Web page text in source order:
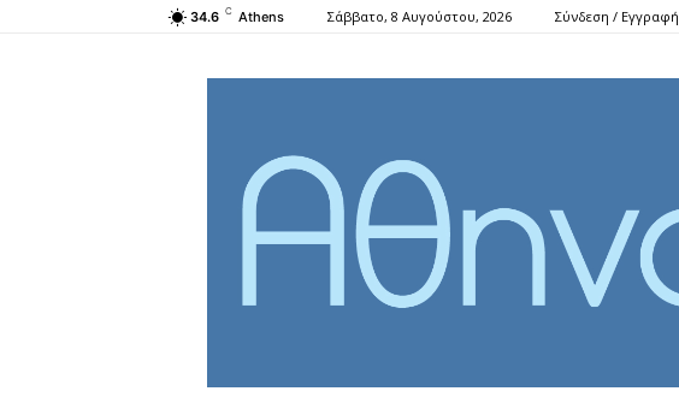
34.6 C Athens Σάββατο, 8 Αυγούστου, 2026 Σύνδεση / Εγγραφή